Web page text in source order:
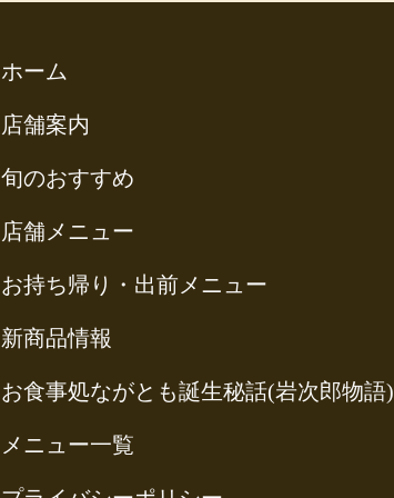
ホーム
店舗案内
旬のおすすめ
店舗メニュー
お持ち帰り・出前メニュー
新商品情報
お食事処ながとも誕生秘話(岩次郎物語)
メニュー一覧